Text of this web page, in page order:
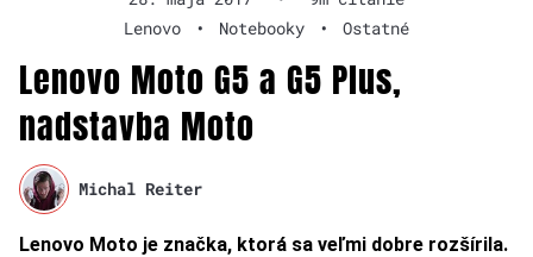
Lenovo
• Notebooky • Ostatné
Lenovo Moto G5 a G5 Plus,
nadstavba Moto
Michal Reiter
Lenovo Moto je značka, ktorá sa veľmi dobre rozšírila.